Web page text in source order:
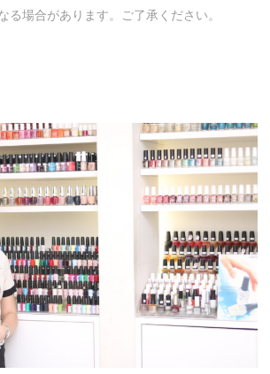
る場合があります。ご了承ください。